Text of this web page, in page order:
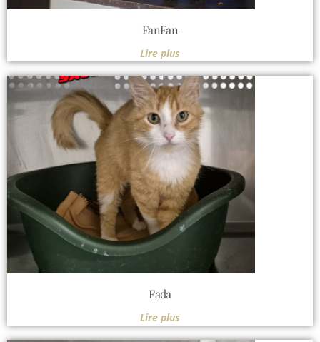
FanFan
Lire plus
Fada
Lire plus